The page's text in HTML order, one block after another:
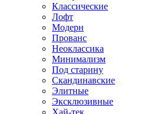
Классические
Лофт
Модерн
Прованс
Неоклассика
Минимализм
Под старину
Скандинавские
Элитные
Эксклюзивные
Хай-тек